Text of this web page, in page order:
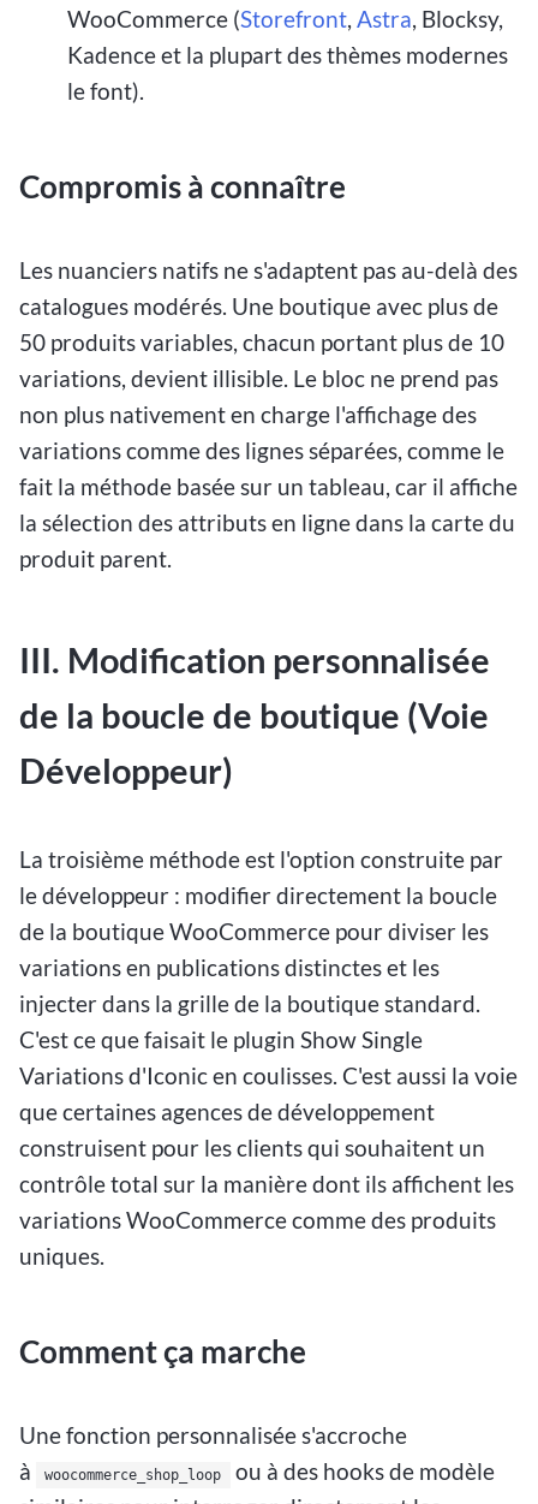
WooCommerce (Storefront, Astra, Blocksy,
Kadence et la plupart des thèmes modernes
le font).
Compromis à connaître
Les nuanciers natifs ne s'adaptent pas au-delà des
catalogues modérés. Une boutique avec plus de
50 produits variables, chacun portant plus de 10
variations, devient illisible. Le bloc ne prend pas
non plus nativement en charge l'affichage des
variations comme des lignes séparées, comme le
fait la méthode basée sur un tableau, car il affiche
la sélection des attributs en ligne dans la carte du
produit parent.
III. Modification personnalisée
de la boucle de boutique (Voie
Développeur)
La troisième méthode est l'option construite par
le développeur : modifier directement la boucle
de la boutique WooCommerce pour diviser les
variations en publications distinctes et les
injecter dans la grille de la boutique standard.
C'est ce que faisait le plugin Show Single
Variations d'Iconic en coulisses. C'est aussi la voie
que certaines agences de développement
construisent pour les clients qui souhaitent un
contrôle total sur la manière dont ils affichent les
variations WooCommerce comme des produits
uniques.
Comment ça marche
Une fonction personnalisée s'accroche
à
woocommerce_shop_loop
ou à des hooks de modèle